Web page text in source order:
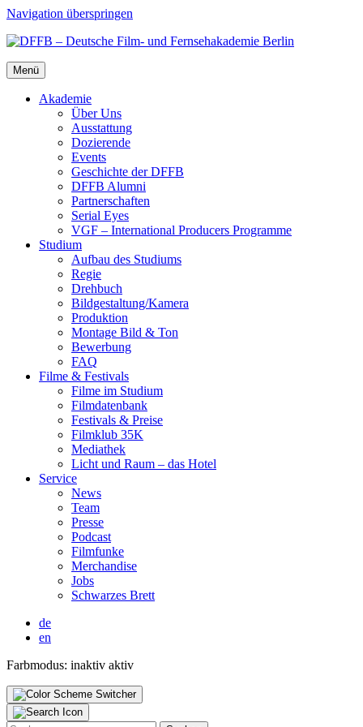
Navigation überspringen
Menü
Aka­de­mie
Über Uns
Aus­stat­tung
Dozie­ren­de
Events
Geschich­te der DFFB
DFFB Alum­ni
Part­ner­schaf­ten
Seri­al Eyes
VGF – Inter­na­tio­nal Pro­du­cers Pro­gram­me
Stu­di­um
Auf­bau des Stu­di­ums
Regie
Dreh­buch
Bildgestaltung/​​Kamera
Pro­duk­ti­on
Mon­ta­ge Bild & Ton
Bewer­bung
FAQ
Fil­me & Fes­ti­vals
Fil­me im Stu­di­um
Film­da­ten­bank
Fes­ti­vals & Prei­se
Film­klub 35K
Media­thek
Licht und Raum – das Hotel
Ser­vice
News
Team
Pres­se
Pod­cast
Film­fun­ke
Mer­chan­di­se
Jobs
Schwar­zes Brett
de
en
Farbmodus: inaktiv aktiv